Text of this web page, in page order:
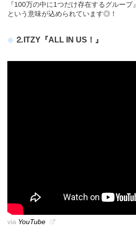
『100万の中に1つだけ存在するグループ』
という意味が込められています◎！
⒉ITZY『ALL IN US！』
via YouTube